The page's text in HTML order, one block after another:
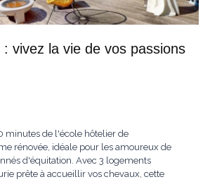
: vivez la vie de vos passions
minutes de l'école hôtelier de
rénovée, idéale pour les amoureux de
d'équitation. Avec 3 logements
prête à accueillir vos chevaux, cette